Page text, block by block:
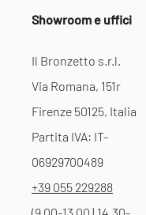
Showroom e uffici
Il Bronzetto s.r.l.
Via Romana, 151r
Firenze 50125, Italia
Partita IVA: IT-
06929700489
+39 055 229288